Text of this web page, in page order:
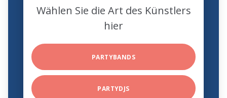
Wählen Sie die Art des Künstlers
hier
PARTYBANDS
PARTYDJS